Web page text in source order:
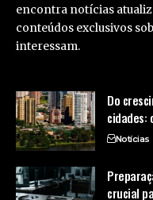
encontra notícias
conteúdos exclusivos
interessam.
Do
cidades:
Notícias
crucial